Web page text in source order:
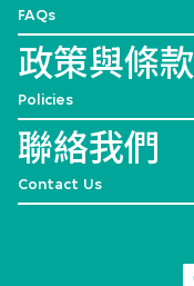
FAQs
政策與條款
Policies
聯絡我們
Contact Us